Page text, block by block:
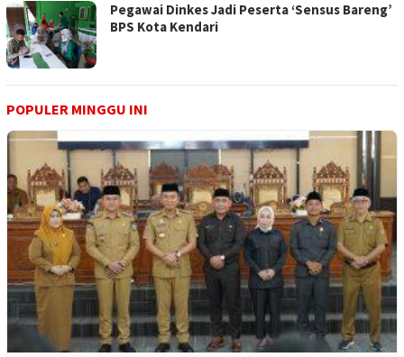
Pegawai Dinkes Jadi Peserta ‘Sensus Bareng’
BPS Kota Kendari
POPULER MINGGU INI